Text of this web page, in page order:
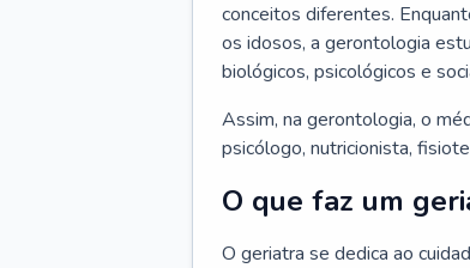
conceitos diferentes.
os idosos, a gerontologia
biológicos, psicológicos e
Assim, na gerontologia, o
psicólogo, nutricionista,
O que faz um
O geriatra se dedica ao